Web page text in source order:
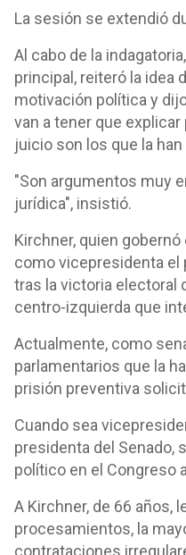
La sesión se extendió
Al cabo de la
principal, reiteró la idea
motivación política y
van a tener que
juicio son los que la
"Son argumentos muy
jurídica", insistió.
Kirchner, quien
como vicepresidenta el
tras la victoria electoral
centro-izquierda que
Actualmente, como
parlamentarios que la
prisión preventiva
Cuando sea
presidenta del Senado,
político en el Congreso
A Kirchner, de 66 años,
procesamientos, la
contrataciones